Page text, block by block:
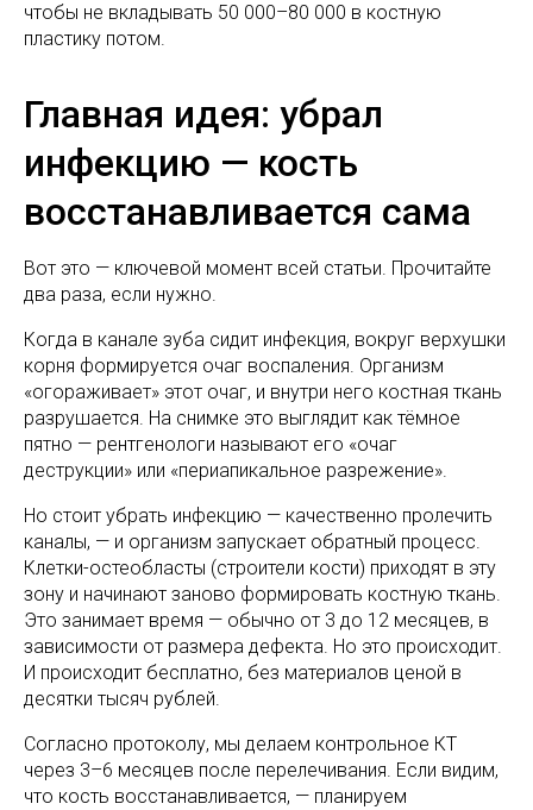
чтобы не вкладывать 50 000–80 000 в костную
пластику потом.
Главная идея: убрал
инфекцию — кость
восстанавливается сама
Вот это — ключевой момент всей статьи. Прочитайте
два раза, если нужно.
Когда в канале зуба сидит инфекция, вокруг верхушки
корня формируется очаг воспаления. Организм
«огораживает» этот очаг, и внутри него костная ткань
разрушается. На снимке это выглядит как тёмное
пятно — рентгенологи называют его «очаг
деструкции» или «периапикальное разрежение».
Но стоит убрать инфекцию — качественно пролечить
каналы, — и организм запускает обратный процесс.
Клетки-остеобласты (строители кости) приходят в эту
зону и начинают заново формировать костную ткань.
Это занимает время — обычно от 3 до 12 месяцев, в
зависимости от размера дефекта. Но это происходит.
И происходит бесплатно, без материалов ценой в
десятки тысяч рублей.
Согласно протоколу, мы делаем контрольное КТ
через 3–6 месяцев после перелечивания. Если видим,
что кость восстанавливается, — планируем